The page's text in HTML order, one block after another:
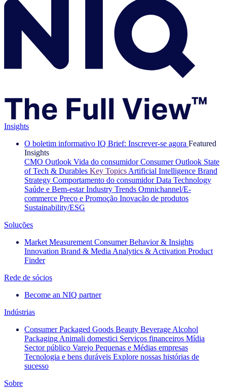
Insights
O boletim informativo IQ Brief: Inscrever-se agora Featured
Insights
CMO Outlook Vida do consumidor Consumer Outlook State
of Tech & Durables Key Topics Artificial Intelligence Brand
Strategy Comportamento do consumidor Data Technology
Saúde e Bem-estar Industry Trends Omnichannel/E-
commerce Preço e Promoção Inovação de produtos
Sustainability/ESG
Soluções
Market Measurement Consumer Behavior & Insights
Innovation Brand & Media Analytics & Activation Product
Finder
Rede de sócios
Become an NIQ partner
Indústrias
Consumer Packaged Goods Beauty Beverage Alcohol
Packaging Animali domestici Serviços financeiros Mídia
Sector público Varejo Pequenas e Médias empresas
Tecnologia e bens duráveis Explore nossas histórias de
sucesso
Sobre